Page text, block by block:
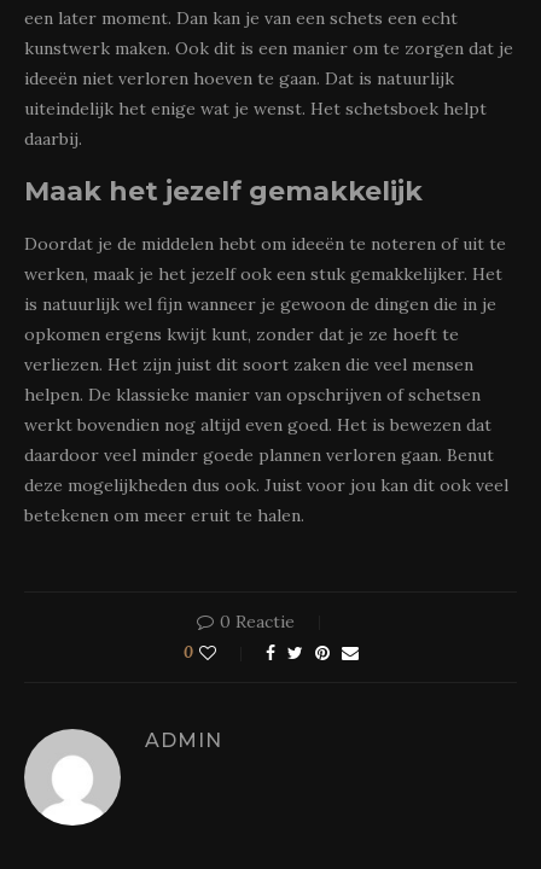
een later moment. Dan kan je van een schets een echt
kunstwerk maken. Ook dit is een manier om te zorgen dat je
ideeën niet verloren hoeven te gaan. Dat is natuurlijk
uiteindelijk het enige wat je wenst. Het schetsboek helpt
daarbij.
Maak het jezelf gemakkelijk
Doordat je de middelen hebt om ideeën te noteren of uit te
werken, maak je het jezelf ook een stuk gemakkelijker. Het
is natuurlijk wel fijn wanneer je gewoon de dingen die in je
opkomen ergens kwijt kunt, zonder dat je ze hoeft te
verliezen. Het zijn juist dit soort zaken die veel mensen
helpen. De klassieke manier van opschrijven of schetsen
werkt bovendien nog altijd even goed. Het is bewezen dat
daardoor veel minder goede plannen verloren gaan. Benut
deze mogelijkheden dus ook. Juist voor jou kan dit ook veel
betekenen om meer eruit te halen.
0 Reactie
0
ADMIN